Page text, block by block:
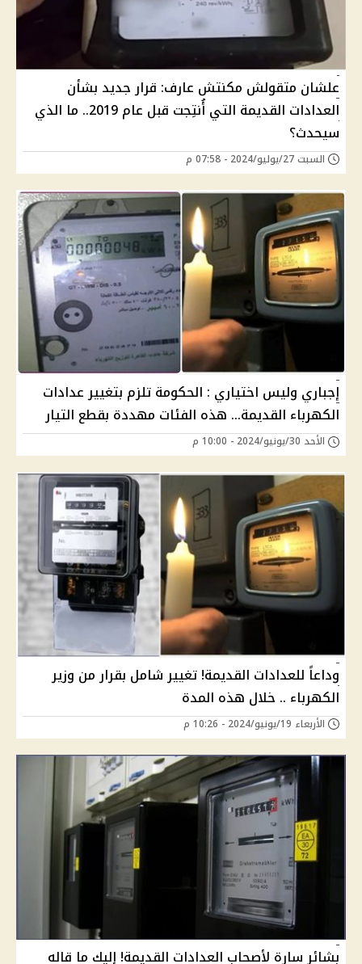
علشان متقولش مكنتش عارف: قرار جديد بشأن
العدادات القديمة التي أُنتِجت قبل عام 2019.. ما الذي
سيحدث؟
السبت 27/يوليو/2024 - 07:58 م
إجباري وليس اختياري : الحكومة تلزم بتغيير عدادات
الكهرباء القديمة... هذه الفئات مهددة بقطع التيار
الأحد 30/يونيو/2024 - 10:00 م
وداعاً للعدادات القديمة! تغيير شامل بقرار من وزير
الكهرباء .. خلال هذه المدة
الأربعاء 19/يونيو/2024 - 10:26 م
بشائر سارة لأصحاب العدادات القديمة! إليك ما قاله